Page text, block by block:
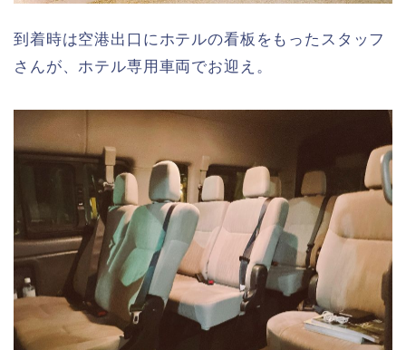
到着時は空港出口にホテルの看板をもったスタッフ
さんが、ホテル専用車両でお迎え。